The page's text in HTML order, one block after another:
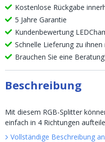
Kostenlose Rückgabe
5 Jahre Garantie
Kundenbewertung
Schnelle Lieferung zu ihnen
Brauchen Sie eine
Beschreibung
Mit diesem RGB-Splitter
einfach in 4 Richtungen
Standard 4-Pin-Anschluss,
Vollständige Beschreibung